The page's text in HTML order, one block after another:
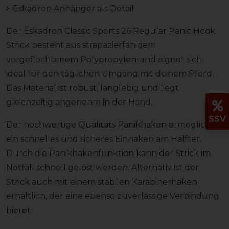
Eskadron Anhänger als Detail
Der Eskadron Classic Sports 26 Regular Panic Hook
Strick besteht aus strapazierfähigem
vorgeflochtenem Polypropylen und eignet sich
ideal für den täglichen Umgang mit deinem Pferd.
Das Material ist robust, langlebig und liegt
gleichzeitig angenehm in der Hand.
Der hochwertige Qualitäts Panikhaken ermöglicht
ein schnelles und sicheres Einhaken am Halfter.
Durch die Panikhakenfunktion kann der Strick im
Notfall schnell gelöst werden. Alternativ ist der
Strick auch mit einem stabilen Karabinerhaken
erhältlich, der eine ebenso zuverlässige Verbindung
bietet.
SSV